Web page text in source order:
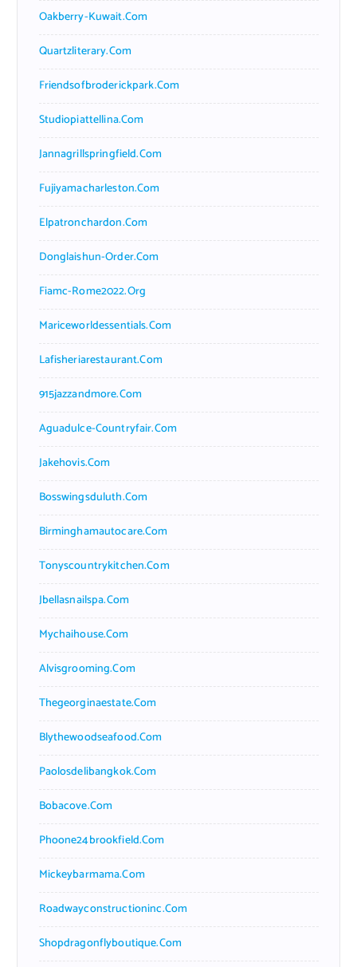
Oakberry-Kuwait.com
Quartzliterary.com
Friendsofbroderickpark.com
Studiopiattellina.com
Jannagrillspringfield.com
Fujiyamacharleston.com
Elpatronchardon.com
Donglaishun-Order.com
Fiamc-Rome2022.org
Mariceworldessentials.com
Lafisheriarestaurant.com
915jazzandmore.com
Aguadulce-Countryfair.com
Jakehovis.com
Bosswingsduluth.com
Birminghamautocare.com
Tonyscountrykitchen.com
Jbellasnailspa.com
Mychaihouse.com
Alvisgrooming.com
Thegeorginaestate.com
Blythewoodseafood.com
Paolosdelibangkok.com
Bobacove.com
Phoone24brookfield.com
Mickeybarmama.com
Roadwayconstructioninc.com
Shopdragonflyboutique.com